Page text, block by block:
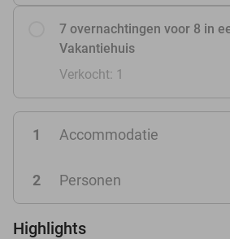
7 overnachtingen voor 8 in
Vakantiehuis
Verkocht: 1
1 Accommodatie
2 Personen
Highlights